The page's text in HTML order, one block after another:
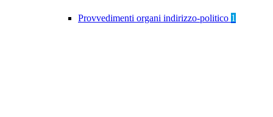
Provvedimenti organi indirizzo-politico 1